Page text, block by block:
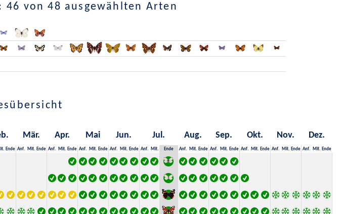
46 von 48 ausgewählten Arten
Mär. Apr. Mai Jun. Jul. Aug. Sep. Okt. Nov. Dez.
Ende Anf. Mit. Ende Anf. Mit. Ende Anf. Mit. Ende Anf. Mit. Ende Anf. Mit. Ende Anf. Mit. Ende Anf. Mit. Ende Anf. Mit. Ende Anf. Mit. Ende Anf. Mit. Ende